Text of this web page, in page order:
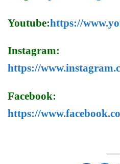
Youtube:https://
Instagram:
https://
Facebook:
https://